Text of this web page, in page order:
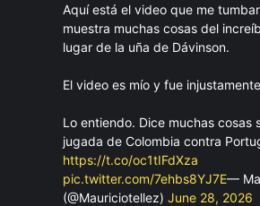
Aquí está el video que me
muestra muchas cosas del
lugar de la uña de Dávinson.
El video es mío y fue
Lo entiendo. Dice muchas cosas
jugada de Colombia contra
https://t.co/oc1tIFdXza
pic.twitter.com/7ehbs8YJ7E—
(@Mauriciotellez) June 28, 2026